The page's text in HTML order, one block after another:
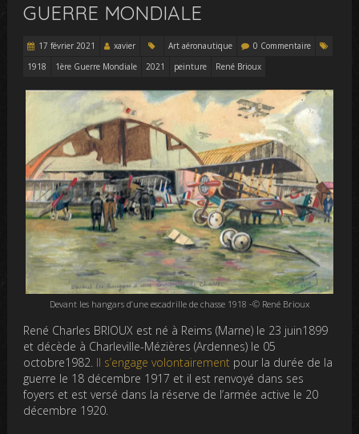
GUERRE MONDIALE
17 février 2021 xavier Art aéronautique
0 Commentaire
1918
1ère Guerre Mondiale 2021 peinture René Brioux
Devant les hangars d’une escadrille de chasse 1918 -© René Brioux
René Charles BRIOUX est né à Reims (Marne) le 23 juin1899
et décède à Charleville-Mézières (Ardennes) le 05
octobre1982. Il s’engage volontairement pour la durée de la
guerre le 18 décembre 1917 et il est renvoyé dans ses
foyers et est versé dans la réserve de l’armée active le 20
décembre 1920.